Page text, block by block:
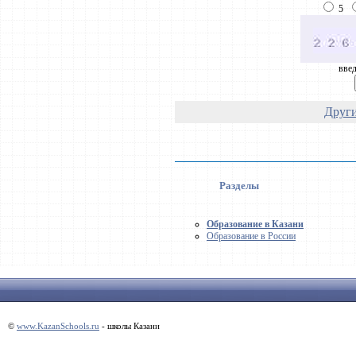
5
Разделы
Образование в Казани
Образование в России
© www.KazanSchools.ru - школы Казани